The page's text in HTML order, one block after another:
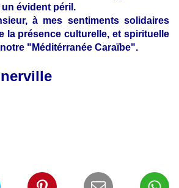
évident péril.
à mes sentiments solidaires
la présence culturelle, et spirituelle
"Méditérranée Caraïbe".